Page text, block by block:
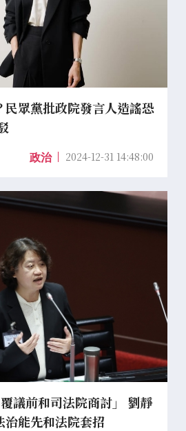
民眾黨批政院發言人造謠恐
政治 2024-12-31 14:48:00
議前和司法院商討」 劉靜
治能先和法院套招